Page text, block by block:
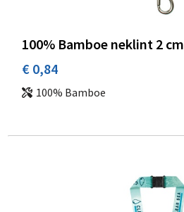
100% Bamboe neklint 2 cm
€ 0,84
100% Bamboe